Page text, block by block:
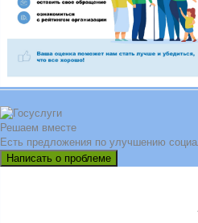
Решаем вместе
Есть предложения по улучшению
Написать о проблеме